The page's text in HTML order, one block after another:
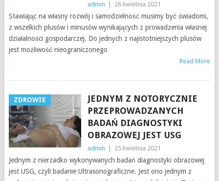
admin 26 kwietnia 2021
Stawiając na własny rozwój i samodzielność musimy być świadomi,
z wszelkich plusów i minusów wynikających z prowadzenia własnej
działalności gospodarczej. Do jednych z najistotniejszych plusów
jest możliwość nieograniczonego
Read More
ZDROWIE
JEDNYM Z NOTORYCZNIE
PRZEPROWADZANYCH
BADAŃ DIAGNOSTYKI
OBRAZOWEJ JEST USG
admin 25 kwietnia 2021
Jednym z nierzadko wykonywanych badań diagnostyki obrazowej
jest USG, czyli badanie Ultrasonograficzne. Jest ono jednym z